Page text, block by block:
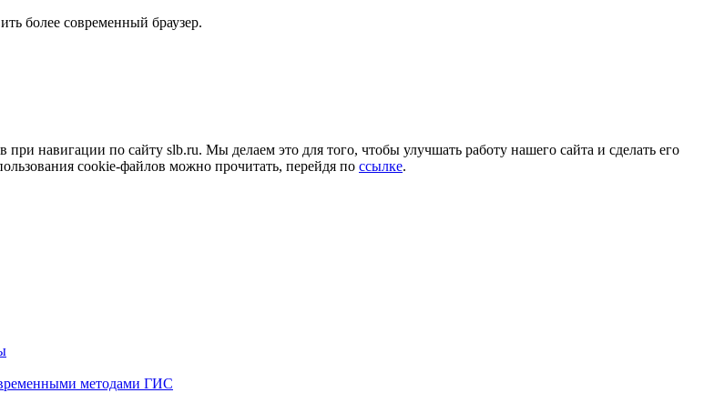
более современный браузер.
навигации по сайту slb.ru. Мы делаем это для того, чтобы улучшать работу нашего сайта и сделать его
cookie-файлов можно прочитать, перейдя по ссылке.
методами ГИС